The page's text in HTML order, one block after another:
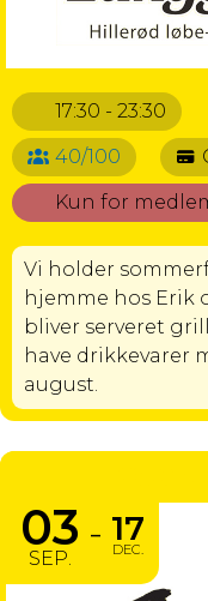
17:30 - 23:30
40/100
Kun for
Vi holder
hjemme hos Erik
bliver serveret
have drikkevarer
august.
03
SEP.
- 17
DEC.